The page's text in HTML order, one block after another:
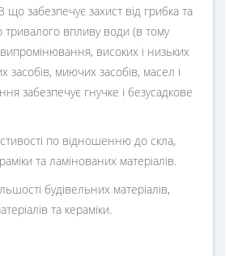
що забезпечує захист від грибка та
тривалого впливу води (в тому
високих і низьких
засобів, миючих засобів, масел і
забезпечує гнучке і безусадкове
по відношенню до скла,
та ламінованих матеріалів.
будівельних матеріалів,
та кераміки.